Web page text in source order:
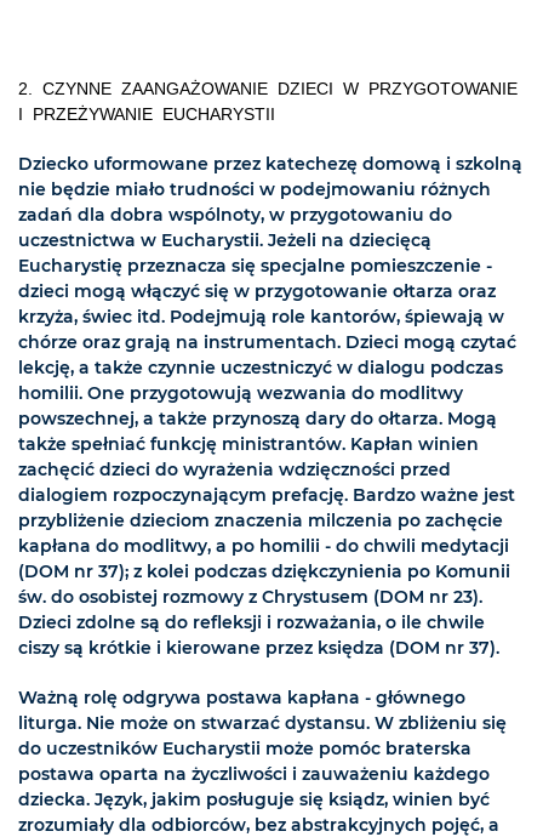
2. CZYNNE ZAANGAŻOWANIE DZIECI W PRZYGOTOWANIE
I PRZEŻYWANIE EUCHARYSTII
Dziecko uformowane przez katechezę domową i szkolną
nie będzie miało trudności w podejmowaniu różnych
zadań dla dobra wspólnoty, w przygotowaniu do
uczestnictwa w Eucharystii. Jeżeli na dziecięcą
Eucharystię przeznacza się specjalne pomieszczenie -
dzieci mogą włączyć się w przygotowanie ołtarza oraz
krzyża, świec itd. Podejmują role kantorów, śpiewają w
chórze oraz grają na instrumentach. Dzieci mogą czytać
lekcję, a także czynnie uczestniczyć w dialogu podczas
homilii. One przygotowują wezwania do modlitwy
powszechnej, a także przynoszą dary do ołtarza. Mogą
także spełniać funkcję ministrantów. Kapłan winien
zachęcić dzieci do wyrażenia wdzięczności przed
dialogiem rozpoczynającym prefację. Bardzo ważne jest
przybliżenie dzieciom znaczenia milczenia po zachęcie
kapłana do modlitwy, a po homilii - do chwili medytacji
(DOM nr 37); z kolei podczas dziękczynienia po Komunii
św. do osobistej rozmowy z Chrystusem (DOM nr 23).
Dzieci zdolne są do refleksji i rozważania, o ile chwile
ciszy są krótkie i kierowane przez księdza (DOM nr 37).
Ważną rolę odgrywa postawa kapłana - głównego
liturga. Nie może on stwarzać dystansu. W zbliżeniu się
do uczestników Eucharystii może pomóc braterska
postawa oparta na życzliwości i zauważeniu każdego
dziecka. Język, jakim posługuje się ksiądz, winien być
zrozumiały dla odbiorców, bez abstrakcyjnych pojęć, a